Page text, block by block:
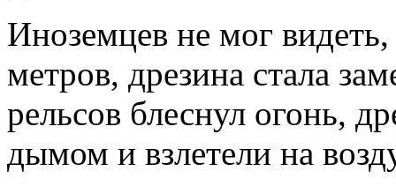
Иноземцев не мог
метров, дрезина стала
рельсов блеснул огонь,
дымом и взлетели на